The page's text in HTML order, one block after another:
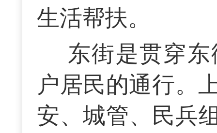
生活帮扶。
东街是贯穿
户居民的通行。
安、城管、民兵